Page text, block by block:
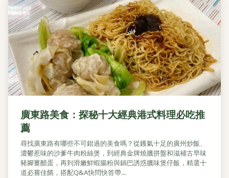
廣東路美食：探秘十大經典港式料理必吃推
薦
尋找廣東路有哪些不可錯過的美食嗎？從鑊氣十足的廣州炒飯、
濃鬱惹味的沙爹牛肉粉絲煲，到經典金牌燒臘拼盤和滋補古早味
豬腳薑醋蛋，再到滑嫩鮮蝦腸粉與鍋巴誘惑臘味煲仔飯，精選十
道必嘗佳餚，搭配Q&A快問快答帶...